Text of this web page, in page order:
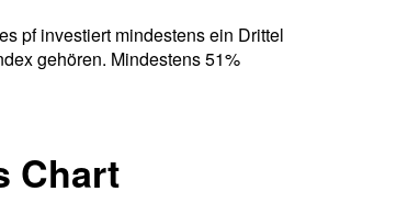
pf investiert mindestens ein Drittel
gehören. Mindestens 51%
Chart